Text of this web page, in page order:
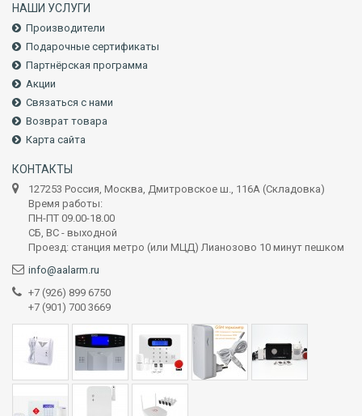
НАШИ УСЛУГИ
Производители
Подарочные сертификаты
Партнёрская программа
Акции
Связаться с нами
Возврат товара
Карта сайта
КОНТАКТЫ
127253 Россия, Москва, Дмитровское ш., 116А (Складовка)
Время работы:
ПН-ПТ 09.00-18.00
СБ, ВС - выходной
Проезд: станция метро (или МЦД) Лианозово 10 минут пешком
info@aalarm.ru
+7 (926) 899 6750
+7 (901) 700 3669